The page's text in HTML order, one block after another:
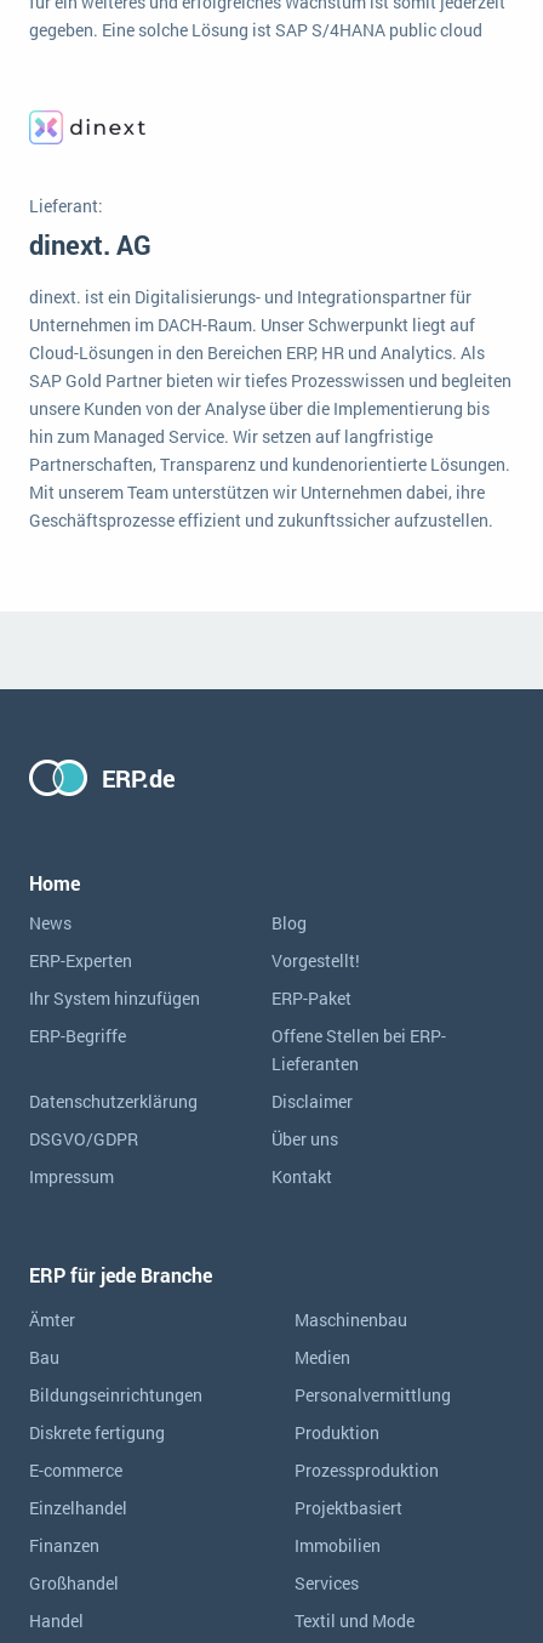
Logistik
Services
Vermietung
Versorgung
wichtigsten Punkte, die es zu beachten gilt
ERP-Software für Abfallentsorger
ERP News
SAP übernimmt Reltio für eine bessere
Datenintegration
gegeben. Eine solche Lösung ist SAP S/4HANA public cloud
Lieferant:
dinext. AG
dinext. ist ein Digitalisierungs- und Integrationspartner für
Unternehmen im DACH-Raum. Unser Schwerpunkt liegt auf
Cloud-Lösungen in den Bereichen ERP, HR und Analytics. Als
SAP Gold Partner bieten wir tiefes Prozesswissen und begleiten
unsere Kunden von der Analyse über die Implementierung bis
hin zum Managed Service. Wir setzen auf langfristige
Partnerschaften, Transparenz und kundenorientierte Lösungen.
Mit unserem Team unterstützen wir Unternehmen dabei, ihre
Geschäftsprozesse effizient und zukunftssicher aufzustellen.
ERP.de
Home
News
Blog
ERP-Experten
Vorgestellt!
Ihr System hinzufügen
ERP-Paket
ERP-Begriffe
Offene Stellen bei ERP-
Lieferanten
Datenschutzerklärung
Disclaimer
DSGVO/GDPR
Über uns
Impressum
Kontakt
ERP für jede Branche
Ämter
Bau
Bildungseinrichtungen
Diskrete fertigung
E-commerce
Einzelhandel
Finanzen
Großhandel
Handel
Maschinenbau
Medien
Personalvermittlung
Produktion
Prozessproduktion
Projektbasiert
Immobilien
Services
Textil und Mode